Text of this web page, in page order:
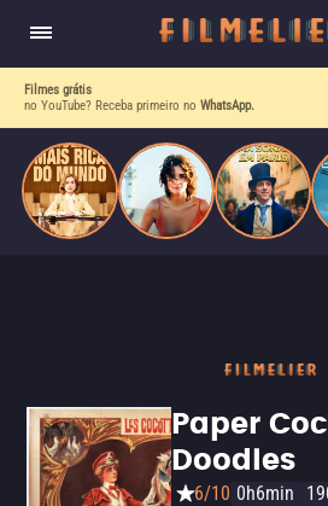
Filmes grátis
no YouTube? Receba primeiro no WhatsApp.
Paper
Doodles
6/10 0h6min
do
Mundo